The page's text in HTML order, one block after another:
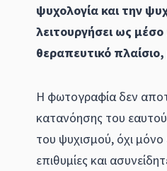
ψυχολογία και την
λειτουργήσει ως
θεραπευτικό
Η φωτογραφία δεν
κατανόησης του
του ψυχισμού, όχι
επιθυμίες και